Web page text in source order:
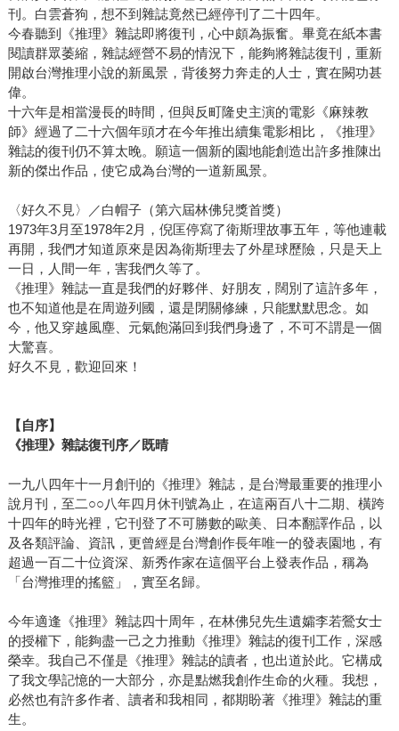
刊。白雲蒼狗，想不到雜誌竟然已經停刊了二十四年。
今春聽到《推理》雜誌即將復刊，心中頗為振奮。畢竟在紙本書
閱讀群眾萎縮，雜誌經營不易的情況下，能夠將雜誌復刊，重新
開啟台灣推理小說的新風景，背後努力奔走的人士，實在闕功甚
偉。
十六年是相當漫長的時間，但與反町隆史主演的電影《麻辣教
師》經過了二十六個年頭才在今年推出續集電影相比，《推理》
雜誌的復刊仍不算太晚。願這一個新的園地能創造出許多推陳出
新的傑出作品，使它成為台灣的一道新風景。
〈好久不見〉／白帽子（第六屆林佛兒獎首獎）
1973年3月至1978年2月，倪匡停寫了衛斯理故事五年，等他連載
再開，我們才知道原來是因為衛斯理去了外星球歷險，只是天上
一日，人間一年，害我們久等了。
《推理》雜誌一直是我們的好夥伴、好朋友，闊別了這許多年，
也不知道他是在周遊列國，還是閉關修練，只能默默思念。如
今，他又穿越風塵、元氣飽滿回到我們身邊了，不可不謂是一個
大驚喜。
好久不見，歡迎回來！
【自序】
《推理》雜誌復刊序／既晴
一九八四年十一月創刊的《推理》雜誌，是台灣最重要的推理小
說月刊，至二○○八年四月休刊號為止，在這兩百八十二期、橫跨
十四年的時光裡，它刊登了不可勝數的歐美、日本翻譯作品，以
及各類評論、資訊，更曾經是台灣創作長年唯一的發表園地，有
超過一百二十位資深、新秀作家在這個平台上發表作品，稱為
「台灣推理的搖籃」，實至名歸。
今年適逢《推理》雜誌四十周年，在林佛兒先生遺孀李若鶯女士
的授權下，能夠盡一己之力推動《推理》雜誌的復刊工作，深感
榮幸。我自己不僅是《推理》雜誌的讀者，也出道於此。它構成
了我文學記憶的一大部分，亦是點燃我創作生命的火種。我想，
必然也有許多作者、讀者和我相同，都期盼著《推理》雜誌的重
生。